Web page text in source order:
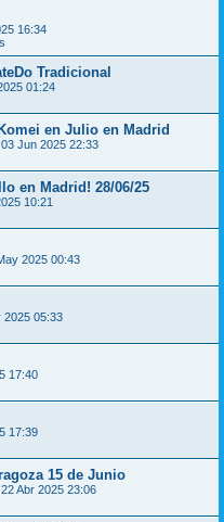
16:34
Tradicional
01:24
en Julio en Madrid
03 Jun 2025 22:33
en Madrid! 28/06/25
10:21
2025 00:43
2025 05:33
17:40
17:39
15 de Junio
22 Abr 2025 23:06